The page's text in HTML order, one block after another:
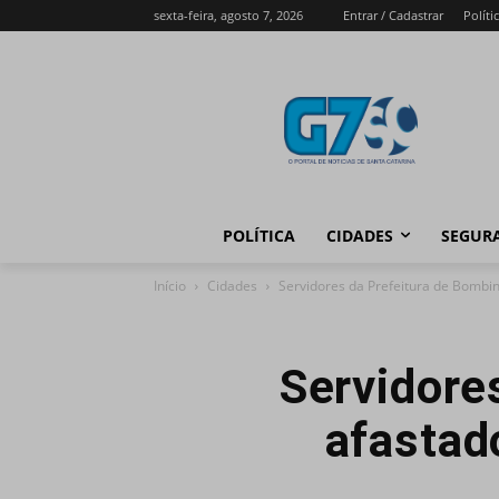
sexta-feira, agosto 7, 2026 Entrar / Cadastrar
POLÍTICA CIDADES
Início Cidades Servidores da Prefeitura de